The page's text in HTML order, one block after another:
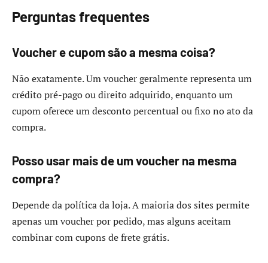
Perguntas frequentes
Voucher e cupom são a mesma coisa?
Não exatamente. Um voucher geralmente representa um
crédito pré-pago ou direito adquirido, enquanto um
cupom oferece um desconto percentual ou fixo no ato da
compra.
Posso usar mais de um voucher na mesma
compra?
Depende da política da loja. A maioria dos sites permite
apenas um voucher por pedido, mas alguns aceitam
combinar com cupons de frete grátis.